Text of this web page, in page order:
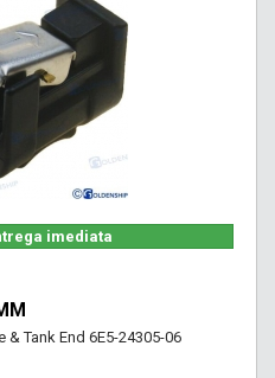
imediata
Tank End 6E5-24305-06